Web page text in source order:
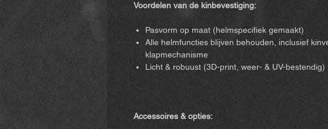
Voordelen van de kinbevestiging:
Pasvorm op maat (helmspecifiek gemaakt)
Alle helmfuncties blijven behouden, inclusief
klapmechanisme
Licht & robuust (3D-print, weer- & UV-bestendig)
Accessoires & opties: